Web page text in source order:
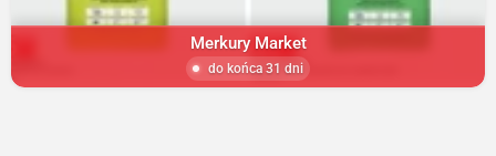
Merkury Market
do końca 31 dni